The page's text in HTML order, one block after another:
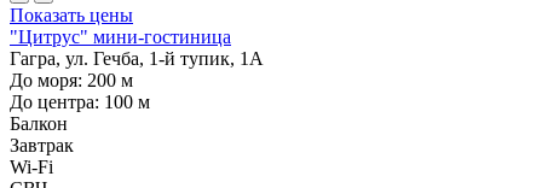
Показать цены
"Цитрус" мини-гостиница
Гагра, ул. Гечба, 1-й тупик, 1А
До моря: 200 м
До центра: 100 м
Балкон
Завтрак
Wi-Fi